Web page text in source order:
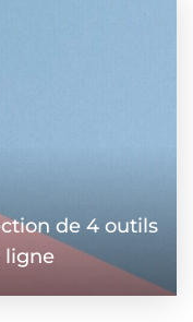
de 4 outils
ligne